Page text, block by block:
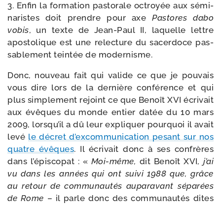
3. Enfin la for­ma­tion pas­to­rale octroyée aux sémi­
na­ristes doit prendre pour axePastores dabo
vobis, un texte de Jean-​Paul II, laquelle lettre
apos­to­lique est une relec­ture du sacer­doce pas­
sa­ble­ment tein­tée de modernisme.
Donc, nou­veau fait qui valide ce que je pou­vais
vous dire lors de la der­nière confé­rence et qui
plus sim­ple­ment rejoint ce que Benoît XVI écri­vait
aux évêques du monde entier datée du 10 mars
2009, lorsqu’il a dû leur expli­quer pour­quoi il avait
levéle décret d’excommunication pesant sur nos
quatre évêques. Il écri­vait donc à ses confrères
dans l’épiscopat : « Moi-​même, dit Benoît XVI, j’ai
vu dans les années qui ont sui­vi 1988 que, grâce
au retour de com­mu­nau­tés aupa­ra­vant sépa­rées
de Rome – il parle donc des com­mu­nau­tés dites